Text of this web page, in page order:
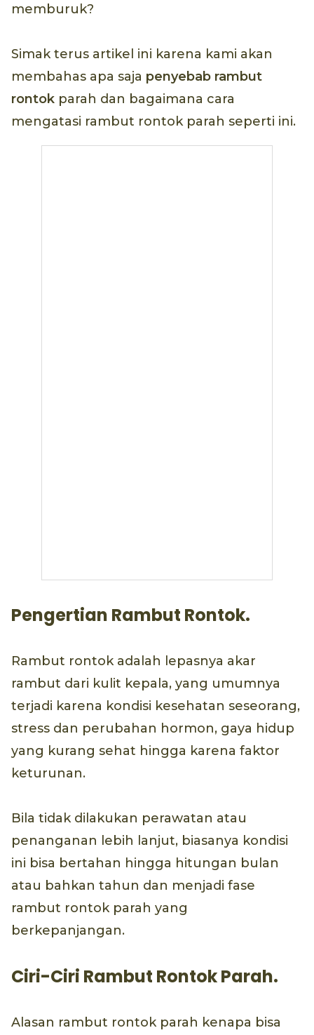
memburuk?
Simak terus artikel ini karena kami akan
membahas apa saja penyebab rambut
rontok parah dan bagaimana cara
mengatasi rambut rontok parah seperti ini.
Pengertian Rambut Rontok.
Rambut rontok adalah lepasnya akar
rambut dari kulit kepala, yang umumnya
terjadi karena kondisi kesehatan seseorang,
stress dan perubahan hormon, gaya hidup
yang kurang sehat hingga karena faktor
keturunan.
Bila tidak dilakukan perawatan atau
penanganan lebih lanjut, biasanya kondisi
ini bisa bertahan hingga hitungan bulan
atau bahkan tahun dan menjadi fase
rambut rontok parah yang
berkepanjangan.
Ciri-Ciri Rambut Rontok Parah.
Alasan rambut rontok parah kenapa bisa